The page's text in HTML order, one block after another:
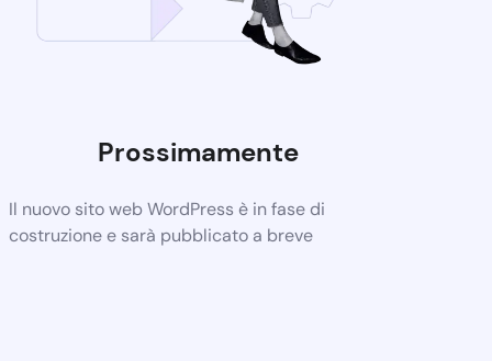
Prossimamente
Il nuovo sito web WordPress è in fase di
costruzione e sarà pubblicato a breve